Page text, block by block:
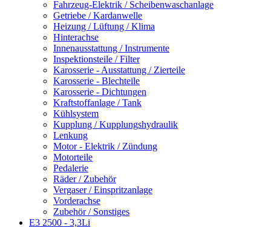
Fahrzeug-Elektrik / Scheibenwaschanlage
Getriebe / Kardanwelle
Heizung / Lüftung / Klima
Hinterachse
Innenausstattung / Instrumente
Inspektionsteile / Filter
Karosserie - Ausstattung / Zierteile
Karosserie - Blechteile
Karosserie - Dichtungen
Kraftstoffanlage / Tank
Kühlsystem
Kupplung / Kupplungshydraulik
Lenkung
Motor - Elektrik / Zündung
Motorteile
Pedalerie
Räder / Zubehör
Vergaser / Einspritzanlage
Vorderachse
Zubehör / Sonstiges
E3 2500 - 3,3Li